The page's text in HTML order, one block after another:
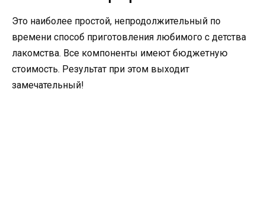
Это наиболее простой, непродолжительный по
времени способ приготовления любимого с детства
лакомства. Все компоненты имеют бюджетную
стоимость. Результат при этом выходит
замечательный!